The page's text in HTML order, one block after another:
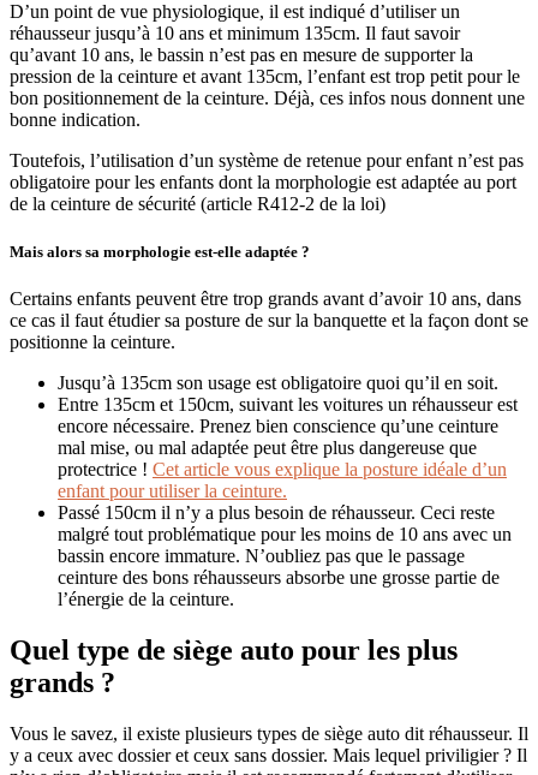
D’un point de vue physiologique, il est indiqué d’utiliser un
réhausseur jusqu’à 10 ans et minimum 135cm. Il faut savoir
qu’avant 10 ans, le bassin n’est pas en mesure de supporter la
pression de la ceinture et avant 135cm, l’enfant est trop petit pour le
bon positionnement de la ceinture. Déjà, ces infos nous donnent une
bonne indication.
Toutefois, l’utilisation d’un système de retenue pour enfant n’est pas
obligatoire pour les enfants dont la morphologie est adaptée au port
de la ceinture de sécurité (article R412-2 de la loi)
​​Mais alors sa morphologie est-elle adaptée ?
Certains enfants peuvent être trop grands avant d’avoir 10 ans, dans
ce cas il faut étudier sa posture de sur la banquette et la façon dont se
positionne la ceinture.
Jusqu’à 135cm son usage est obligatoire quoi qu’il en soit.
Entre 135cm et 150cm, suivant les voitures un réhausseur est
encore nécessaire. Prenez bien conscience qu’une ceinture
mal mise, ou mal adaptée peut être plus dangereuse que
protectrice ! Cet article vous explique la posture idéale d’un
enfant pour utiliser la ceinture.
Passé 150cm il n’y a plus besoin de réhausseur. Ceci reste
malgré tout problématique pour les moins de 10 ans avec un
bassin encore immature. N’oubliez pas que le passage
ceinture des bons réhausseurs absorbe une grosse partie de
l’énergie de la ceinture.
Quel type de siège auto pour les plus
grands ?
Vous le savez, il existe plusieurs types de siège auto dit réhausseur. Il
y a ceux avec dossier et ceux sans dossier. Mais lequel priviligier ? Il